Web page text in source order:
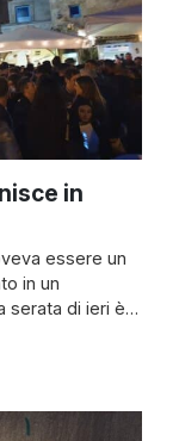
in
essere un
in un
serata di ieri è
si è conclusa